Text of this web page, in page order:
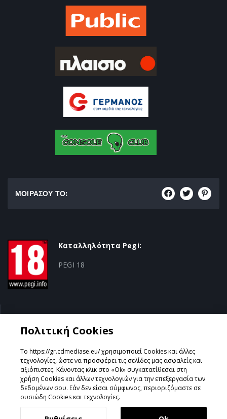
ΜΟΙΡΑΣΟΥ ΤΟ:
Καταλληλότητα Pegi:
PEGI 18
Third Person Shooter
Σχεδιάστηκε & Υλοποιήθηκε απόGeeSmo - Internet
Transformation
Πολιτική Cookies
Το https://gr.cdmediase.eu/ χρησιμοποιεί Cookies και άλλες
τεχνολογίες, ώστε να προσφέρει τις σελίδες μας ασφαλείς και
αξιόπιστες. Κάνοντας κλικ στο «Ok» συγκατατίθεσαι στη
χρήση Cookies και άλλων τεχνολογιών για την επεξεργασία των
δεδομένων σου. Εάν δεν είσαι σύμφωνος, περιοριζόμαστε σε
ουσιώδη Cookies και τεχνολογίες.